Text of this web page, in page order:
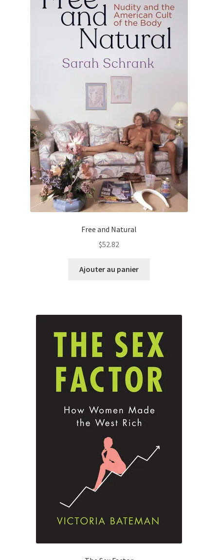
Free and Natural
$52.82
Ajouter au panier